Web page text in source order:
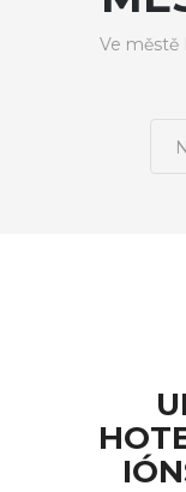
Ve městě